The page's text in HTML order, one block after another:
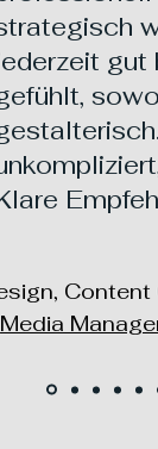
gut
Content
Media